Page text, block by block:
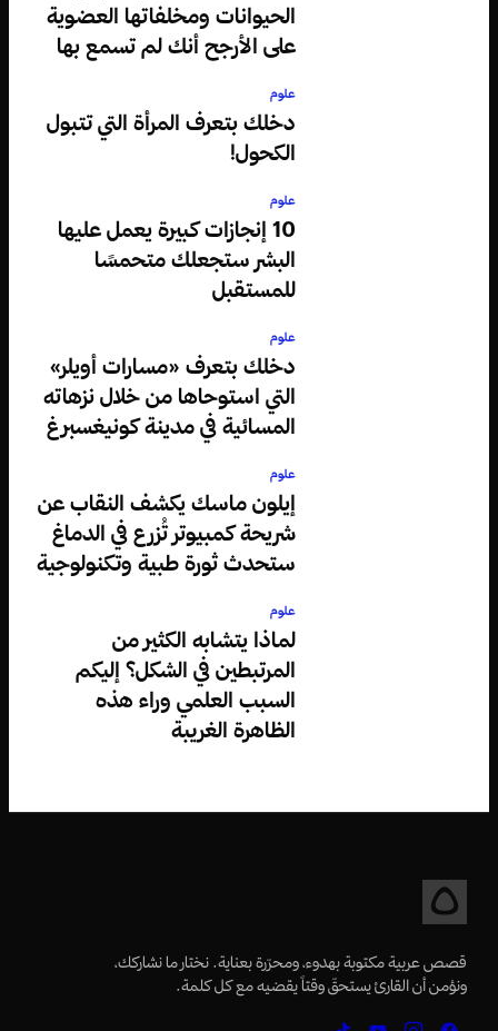
الحيوانات ومخلفاتها العضوية
على الأرجح أنك لم تسمع بها
علوم
دخلك بتعرف المرأة التي تتبول
الكحول!
علوم
10 إنجازات كبيرة يعمل عليها
البشر ستجعلك متحمسًا
للمستقبل
علوم
دخلك بتعرف «مسارات أويلر»
التي استوحاها من خلال نزهاته
المسائية في مدينة كونيغسبرغ
علوم
إيلون ماسك يكشف النقاب عن
شريحة كمبيوتر تُزرع في الدماغ
ستحدث ثورة طبية وتكنولوجية
علوم
لماذا يتشابه الكثير من
المرتبطين في الشكل؟ إليكم
السبب العلمي وراء هذه
الظاهرة الغريبة
قصص عربية مكتوبة بهدوء، ومحرّرة بعناية. نختار ما نشاركك،
ونؤمن أن القارئ يستحقّ وقتاً يقضيه مع كل كلمة.